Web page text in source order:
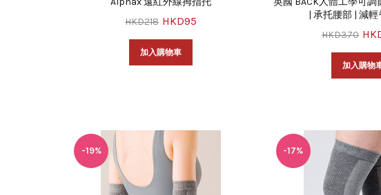
HKD218 HKD95
加入購物車
| 承托腰部 | 減輕
HKD370
加入購物
-19% -17%